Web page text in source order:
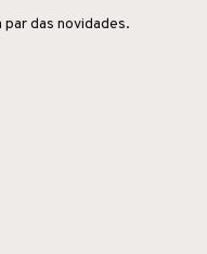
das novidades.